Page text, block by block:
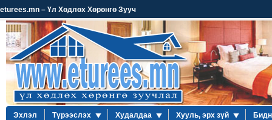
eturees.mn – Үл Хөдлөх Хөрөнгө Зууч
Эхлэл Түрээслэх Худалдаа Хууль, эрх зүй